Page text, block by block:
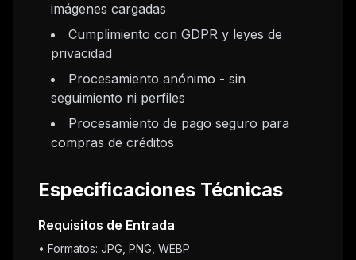
imágenes cargadas
Cumplimiento con GDPR y leyes de
privacidad
Procesamiento anónimo - sin
seguimiento ni perfiles
Procesamiento de pago seguro para
compras de créditos
Especificaciones Técnicas
Requisitos de Entrada
• Formatos: JPG, PNG, WEBP